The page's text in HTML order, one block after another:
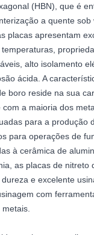
(HBN), que é
a quente sob
placas apresentam
alto isolamento
ácida. A
boro reside na sua
a maioria dos
para a produção
para operações de
à cerâmica de
as placas de nitreto
e excelente
com